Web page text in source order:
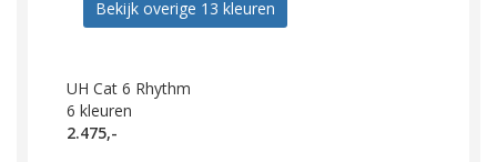
Bekijk overige 13 kleuren
UH Cat 6 Rhythm
6 kleuren
2.475,-